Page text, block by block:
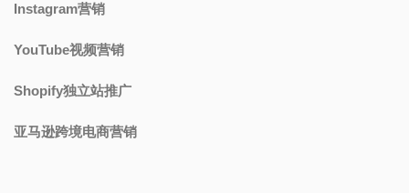
Instagram营销
YouTube视频营销
Shopify独立站推广
亚马逊跨境电商营销